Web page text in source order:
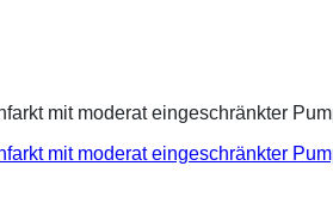
mit moderat eingeschränkter